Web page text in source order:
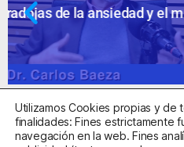
Ansiedad:
Utilizamos Cookies propias y de
finalidades: Fines estrictamente
navegación en la web. Fines